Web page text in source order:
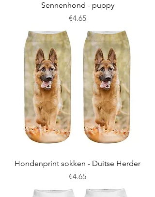
Sennenhond - puppy
Price
€4.65
Hondenprint sokken - Duitse Herder
Price
€4.65